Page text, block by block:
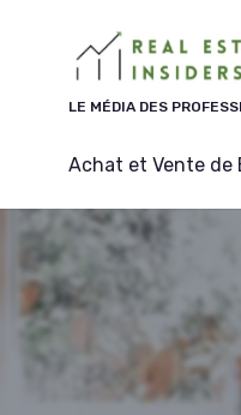
LE MÉDIA DES
Achat et Vente de